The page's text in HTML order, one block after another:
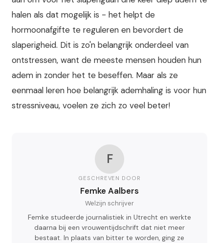
halen als dat mogelijk is - het helpt de
hormoonafgifte te reguleren en bevordert de
slaperigheid. Dit is zo'n belangrijk onderdeel van
ontstressen, want de meeste mensen houden hun
adem in zonder het te beseffen. Maar als ze
eenmaal leren hoe belangrijk ademhaling is voor hun
stressniveau, voelen ze zich zo veel beter!
F
GESCHREVEN DOOR
Femke Aalbers
Welzijn schrijver
Femke studeerde journalistiek in Utrecht en werkte
daarna bij een vrouwentijdschrift dat niet meer
bestaat. In plaats van bitter te worden, ging ze